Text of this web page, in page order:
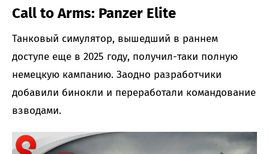
Call to Arms: Panzer Elite
Танковый симулятор, вышедший в раннем
доступе еще в 2025 году, получил-таки полную
немецкую кампанию. Заодно разработчики
добавили бинокли и переработали командование
взводами.